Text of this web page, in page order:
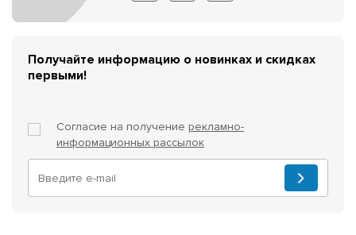
Получайте информацию о новинках и скидках
первыми!
Согласие на получение рекламно-
информационных рассылок